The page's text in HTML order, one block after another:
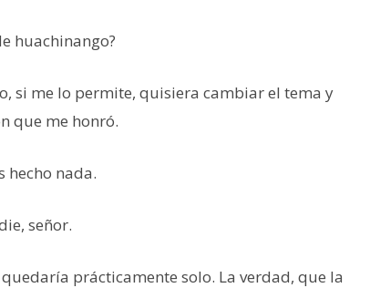
huachinango?
si me lo permite, quisiera cambiar el tema y
que me honró.
hecho nada.
señor.
prácticamente solo. La verdad, que la